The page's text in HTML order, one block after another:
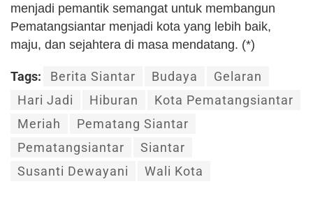
menjadi pemantik semangat untuk membangun
Pematangsiantar menjadi kota yang lebih baik,
maju, dan sejahtera di masa mendatang. (*)
Tags: Berita Siantar Budaya
Gelaran
Hari Jadi
Hiburan
Kota Pematangsiantar
Meriah
Pematang Siantar
Pematangsiantar
Siantar
Susanti Dewayani
Wali Kota